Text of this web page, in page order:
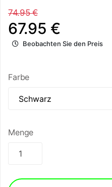
74.95 €
67.95 €
Beobachten Sie den Preis
Farbe
Menge